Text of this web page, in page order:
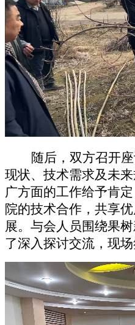
随后，双方召开
现状、技术需求及未
广方面的工作给予肯
院的技术合作，共享
展。与会人员围绕果
了深入探讨交流，现场